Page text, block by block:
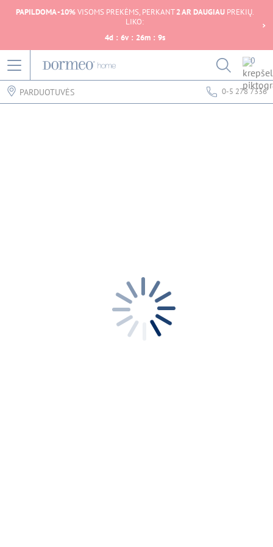
PAPILDOMA -10%VISOMS PREKĖMS, PERKANT2 AR DAUGIAUPREKIŲ.
LIKO:
4d : 6v : 26m : 9s
0
PARDUOTUVĖS 0-5 278 7336